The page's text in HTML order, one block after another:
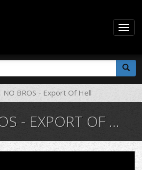
NO BROS - Export Of Hell
- EXPORT OF HELL